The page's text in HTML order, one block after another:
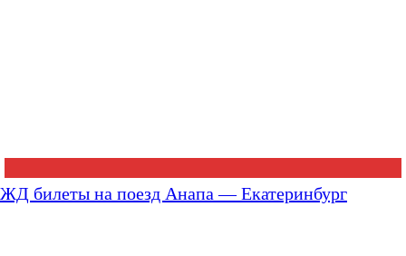
ЖД билеты на поезд Анапа — Екатеринбург